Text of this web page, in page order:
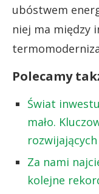
ubóstwem
niej ma między
Polecamy
Świat
mało.
Za nami
kolejne